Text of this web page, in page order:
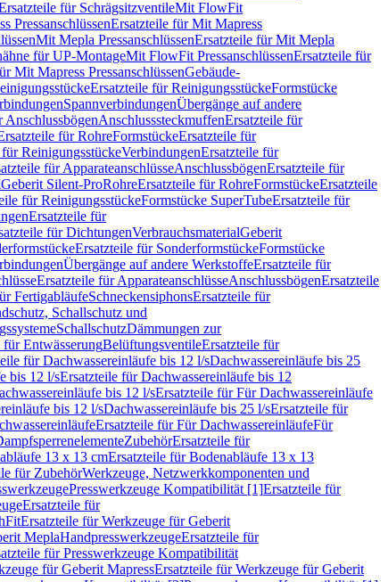
für SchrägsitzventileMit FlowFit
PressanschlüssenErsatzteile für Mit Mapress
Mit Mepla PressanschlüssenErsatzteile für Mit Mepla
für UP-MontageMit FlowFit PressanschlüssenErsatzteile für
Mit Mapress PressanschlüssenGebäude-
Ersatzteile für ReinigungsstückeFormstücke
SpannverbindungenÜbergänge auf andere
AnschlussbögenAnschlusssteckmuffenErsatzteile für
für RohreFormstückeErsatzteile für
ReinigungsstückeVerbindungenErsatzteile für
für ApparateanschlüsseAnschlussbögenErsatzteile für
Geberit Silent-ProRohreErsatzteile für RohreFormstückeErsatzteile
für ReinigungsstückeFormstücke SuperTubeErsatzteile für
Ersatzteile für
für DichtungenVerbrauchsmaterialGeberit
Ersatzteile für SonderformstückeFormstücke
Übergänge auf andere WerkstoffeErsatzteile für
Ersatzteile für ApparateanschlüsseAnschlussbögenErsatzteile
FertigabläufeSchneckensiphonsErsatzteile für
Schallschutz und
SchallschutzDämmungen zur
EntwässerungBelüftungsventileErsatzteile für
für Dachwassereinläufe bis 12 l/sDachwassereinläufe bis 25
bis 12 l/sErsatzteile für Dachwassereinläufe bis 12
bis 12 l/sErsatzteile für Für Dachwassereinläufe
bis 12 l/sDachwassereinläufe bis 25 l/sErsatzteile für
Ersatzteile für Für DachwassereinläufeFür
ZubehörErsatzteile für
13 x 13 cmErsatzteile für Bodenabläufe 13 x 13
für ZubehörWerkzeuge, Netzwerkkomponenten und
Presswerkzeuge Kompatibilität [1]Ersatzteile für
Ersatzteile für
Ersatzteile für Werkzeuge für Geberit
MeplaHandpresswerkzeugeErsatzteile für
für Presswerkzeuge Kompatibilität
für Geberit MapressErsatzteile für Werkzeuge für Geberit